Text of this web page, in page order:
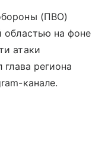
(ПВО)
областью на фоне
атаки
региона
канале.